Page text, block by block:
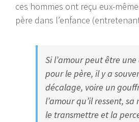
ces hommes ont reçu eux-
père dans l’enfance
Si l’amour peut être une
pour le père, il y a
décalage, voire un
l’amour qu’il ressent, sa
le transmettre et la